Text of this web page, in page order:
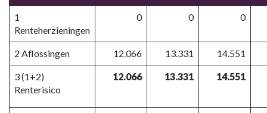
1
Renteherzieningen
0 0 0
2 Aflossingen 12.066 13.331 14.551
3 (1+2)
Renterisico
12.066 13.331 14.551